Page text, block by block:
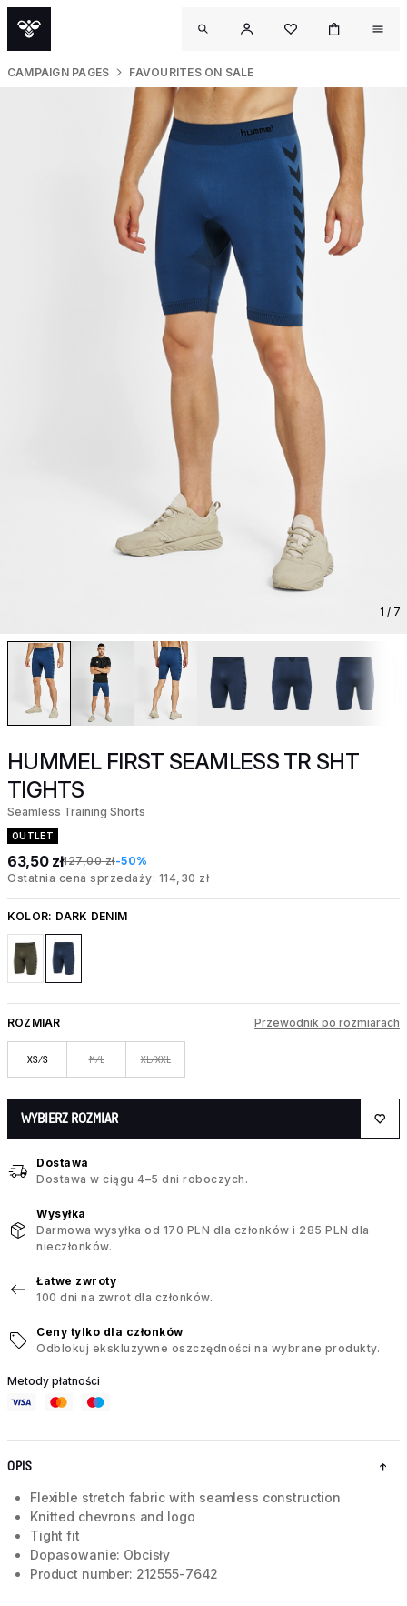
CAMPAIGN PAGES FAVOURITES ON SALE
1 / 7
HUMMEL FIRST SEAMLESS TR SHT
TIGHTS
Seamless Training Shorts
OUTLET
63,50 zł127,00 zł-50%
Ostatnia cena sprzedaży: 114,30 zł
KOLOR: DARK DENIM
ROZMIAR Przewodnik po rozmiarach
XS/S M/L XL/XXL
WYBIERZ ROZMIAR
Dostawa
Dostawa w ciągu 4–5 dni roboczych.
Wysyłka
Darmowa wysyłka od 170 PLN dla członków i 285 PLN dla
nieczłonków.
Łatwe zwroty
100 dni na zwrot dla członków.
Ceny tylko dla członków
Odblokuj ekskluzywne oszczędności na wybrane produkty.
Metody płatności
OPIS
Flexible stretch fabric with seamless construction
Knitted chevrons and logo
Tight fit
Dopasowanie: Obcisły
Product number: 212555-7642